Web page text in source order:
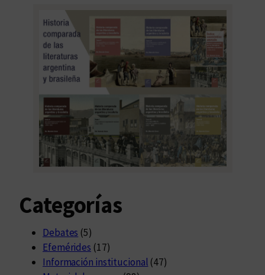
Categorías
Debates (5)
Efemérides (17)
Información institucional (47)